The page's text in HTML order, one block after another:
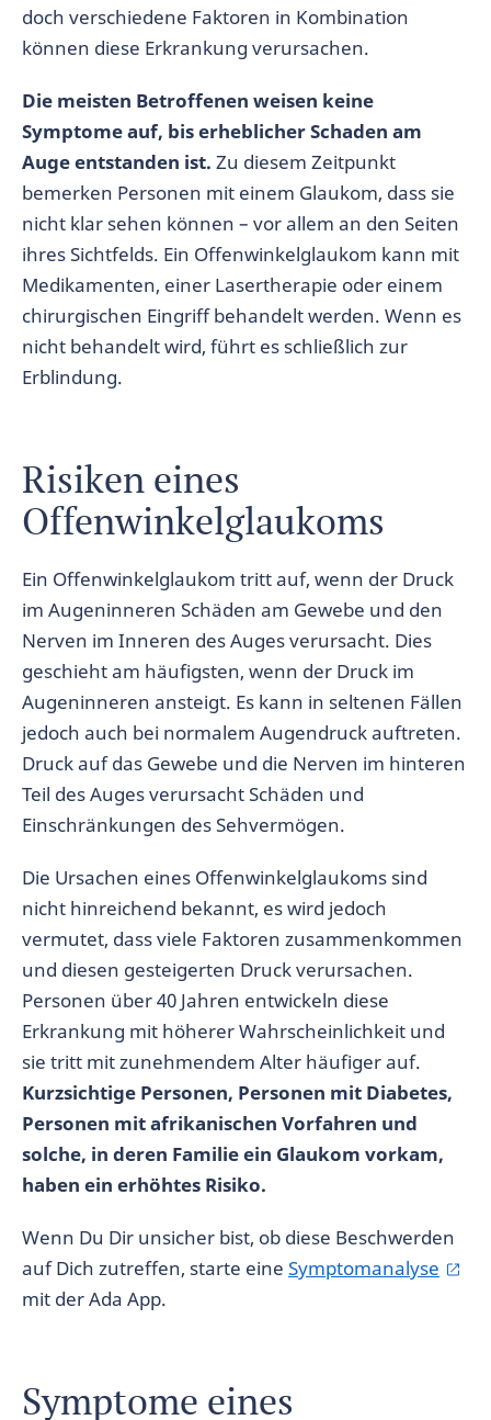
doch verschiedene Faktoren in Kombination
können diese Erkrankung verursachen.
Die meisten Betroffenen weisen keine
Symptome auf, bis erheblicher Schaden am
Auge entstanden ist. Zu diesem Zeitpunkt
bemerken Personen mit einem Glaukom, dass sie
nicht klar sehen können – vor allem an den Seiten
ihres Sichtfelds. Ein Offenwinkelglaukom kann mit
Medikamenten, einer Lasertherapie oder einem
chirurgischen Eingriff behandelt werden. Wenn es
nicht behandelt wird, führt es schließlich zur
Erblindung.
Risiken eines
Offenwinkelglaukoms
Ein Offenwinkelglaukom tritt auf, wenn der Druck
im Augeninneren Schäden am Gewebe und den
Nerven im Inneren des Auges verursacht. Dies
geschieht am häufigsten, wenn der Druck im
Augeninneren ansteigt. Es kann in seltenen Fällen
jedoch auch bei normalem Augendruck auftreten.
Druck auf das Gewebe und die Nerven im hinteren
Teil des Auges verursacht Schäden und
Einschränkungen des Sehvermögen.
Die Ursachen eines Offenwinkelglaukoms sind
nicht hinreichend bekannt, es wird jedoch
vermutet, dass viele Faktoren zusammenkommen
und diesen gesteigerten Druck verursachen.
Personen über 40 Jahren entwickeln diese
Erkrankung mit höherer Wahrscheinlichkeit und
sie tritt mit zunehmendem Alter häufiger auf.
Kurzsichtige Personen, Personen mit Diabetes,
Personen mit afrikanischen Vorfahren und
solche, in deren Familie ein Glaukom vorkam,
haben ein erhöhtes Risiko.
Wenn Du Dir unsicher bist, ob diese Beschwerden
auf Dich zutreffen, starte eine Symptomanalyse
mit der Ada App.
Symptome eines